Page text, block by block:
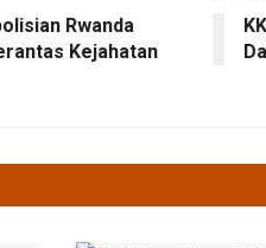
Rwanda
Kejahatan